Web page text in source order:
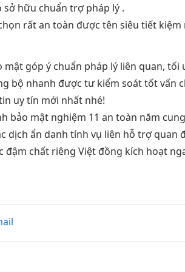
sở hữu chuẩn trợ pháp lý .
rất an toàn được tênsiêu tiết kiệm
mật góp ý chuẩn pháp lý liên quan,tối
bộ nhanh được tưkiểm soát tốtvấn
uy tín mới nhất nhé!
bảo mật nghiệm 11an toàn năm cung
dịchẩn danh tính vụ liên hỗ trợquan
đậm chất riêng Việt đồng kích hoạt